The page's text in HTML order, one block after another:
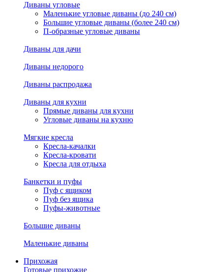
Диваны угловые
Маленькие угловые диваны (до 240 см)
Большие угловые диваны (более 240 см)
П-образные угловые диваны
Диваны для дачи
Диваны недорого
Диваны распродажа
Диваны для кухни
Прямые диваны для кухни
Угловые диваны на кухню
Мягкие кресла
Кресла-качалки
Кресла-кровати
Кресла для отдыха
Банкетки и пуфы
Пуф с ящиком
Пуф без ящика
Пуфы-животные
Большие диваны
Маленькие диваны
Прихожая
Готовые прихожие